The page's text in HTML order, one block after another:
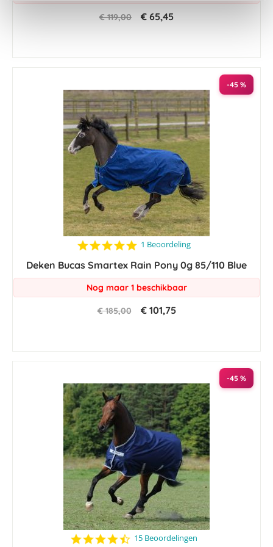
€ 119,00 € 65,45
-45 %
5.0
rating
1 Beoordeling
Deken Bucas Smartex Rain Pony 0g 85/110 Blue
Nog maar 1 beschikbaar
€ 185,00 € 101,75
-45 %
4.5
15 Beoordelingen